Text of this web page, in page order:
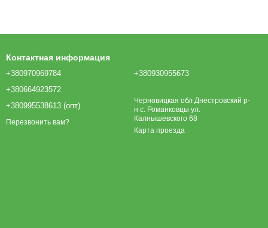
Контактная информация
+380970969784
+380664923572
+380995538613 (опт)
Перезвонить вам?
+380930955673
Черновицкая обл Днестровский р-
н с. Романковцы ул.
Калнышевского 68
Карта проезда